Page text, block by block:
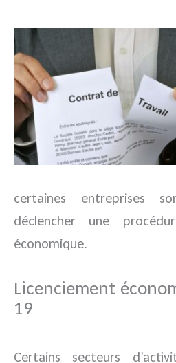
certaines entreprises
déclencher une
économique.
Licenciement
19
Certains secteurs